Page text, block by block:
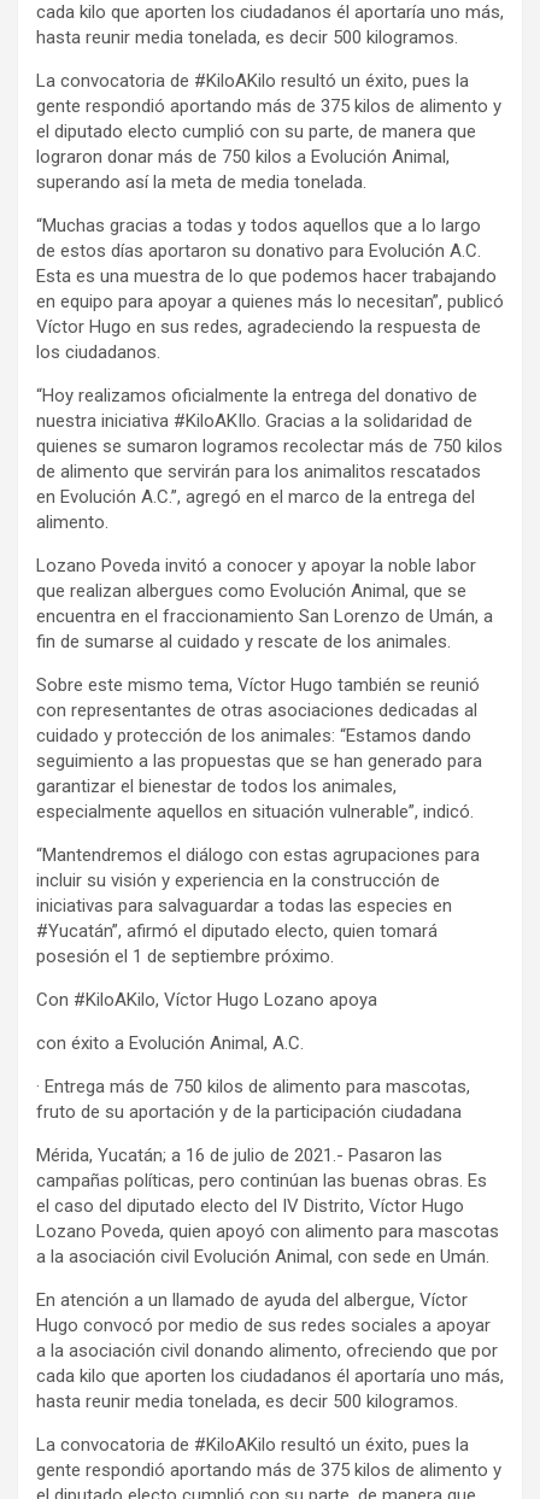
cada kilo que aporten los ciudadanos él aportaría uno más,
hasta reunir media tonelada, es decir 500 kilogramos.
La convocatoria de #KiloAKilo resultó un éxito, pues la
gente respondió aportando más de 375 kilos de alimento y
el diputado electo cumplió con su parte, de manera que
lograron donar más de 750 kilos a Evolución Animal,
superando así la meta de media tonelada.
“Muchas gracias a todas y todos aquellos que a lo largo
de estos días aportaron su donativo para Evolución A.C.
Esta es una muestra de lo que podemos hacer trabajando
en equipo para apoyar a quienes más lo necesitan”, publicó
Víctor Hugo en sus redes, agradeciendo la respuesta de
los ciudadanos.
“Hoy realizamos oficialmente la entrega del donativo de
nuestra iniciativa #KiloAKIlo. Gracias a la solidaridad de
quienes se sumaron logramos recolectar más de 750 kilos
de alimento que servirán para los animalitos rescatados
en Evolución A.C.”, agregó en el marco de la entrega del
alimento.
Lozano Poveda invitó a conocer y apoyar la noble labor
que realizan albergues como Evolución Animal, que se
encuentra en el fraccionamiento San Lorenzo de Umán, a
fin de sumarse al cuidado y rescate de los animales.
Sobre este mismo tema, Víctor Hugo también se reunió
con representantes de otras asociaciones dedicadas al
cuidado y protección de los animales: “Estamos dando
seguimiento a las propuestas que se han generado para
garantizar el bienestar de todos los animales,
especialmente aquellos en situación vulnerable”, indicó.
“Mantendremos el diálogo con estas agrupaciones para
incluir su visión y experiencia en la construcción de
iniciativas para salvaguardar a todas las especies en
#Yucatán”, afirmó el diputado electo, quien tomará
posesión el 1 de septiembre próximo.
Con #KiloAKilo, Víctor Hugo Lozano apoya
con éxito a Evolución Animal, A.C.
· Entrega más de 750 kilos de alimento para mascotas,
fruto de su aportación y de la participación ciudadana
Mérida, Yucatán; a 16 de julio de 2021.- Pasaron las
campañas políticas, pero continúan las buenas obras. Es
el caso del diputado electo del IV Distrito, Víctor Hugo
Lozano Poveda, quien apoyó con alimento para mascotas
a la asociación civil Evolución Animal, con sede en Umán.
En atención a un llamado de ayuda del albergue, Víctor
Hugo convocó por medio de sus redes sociales a apoyar
a la asociación civil donando alimento, ofreciendo que por
cada kilo que aporten los ciudadanos él aportaría uno más,
hasta reunir media tonelada, es decir 500 kilogramos.
La convocatoria de #KiloAKilo resultó un éxito, pues la
gente respondió aportando más de 375 kilos de alimento y